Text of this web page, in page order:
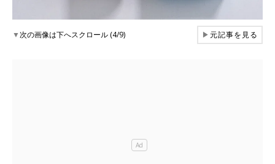
▼次の画像は下へスクロール (4/9) ▶元記事を見る